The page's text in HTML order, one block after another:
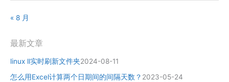
« 8 月
最新文章
linux ll实时刷新文件夹2024-08-11
怎么用Excel计算两个日期间的间隔天数？ 2023-05-24